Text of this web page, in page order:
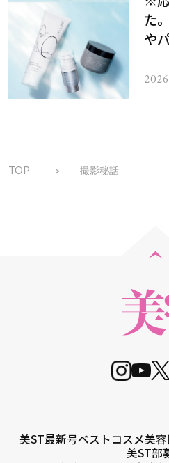
た
や
ム
TOP 撮影秘話
美ST最新号ベストコスメ美
美ST部